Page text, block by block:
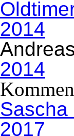
2014
2014
Sascha
2017